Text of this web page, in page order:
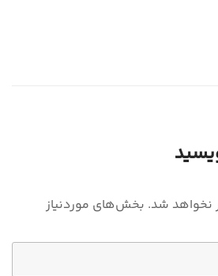
نخواهد شد. بخش‌های موردنیاز